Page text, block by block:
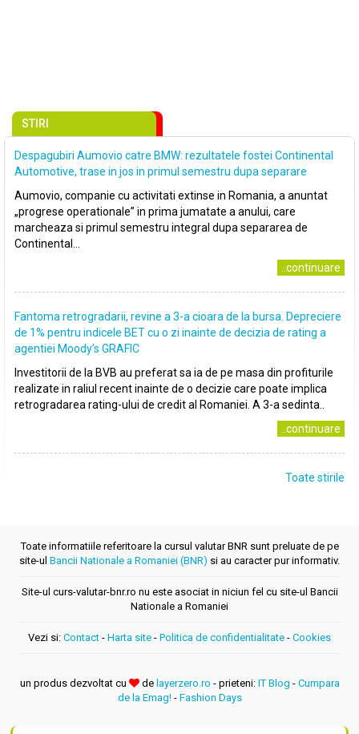
STIRI
Despagubiri Aumovio catre BMW: rezultatele fostei Continental
Automotive, trase in jos in primul semestru dupa separare
Aumovio, companie cu activitati extinse in Romania, a anuntat
„progrese operationale” in prima jumatate a anului, care
marcheaza si primul semestru integral dupa separarea de
Continental...
..continuare
Fantoma retrogradarii, revine a 3-a cioara de la bursa. Depreciere
de 1% pentru indicele BET cu o zi inainte de decizia de rating a
agentiei Moody’s GRAFIC
Investitorii de la BVB au preferat sa ia de pe masa din profiturile
realizate in raliul recent inainte de o decizie care poate implica
retrogradarea rating-ului de credit al Romaniei. A 3-a sedinta..
..continuare
Toate stirile
Toate informatiile referitoare la cursul valutar BNR sunt preluate de pe
site-ul Bancii Nationale a Romaniei (BNR) si au caracter pur informativ.
Site-ul curs-valutar-bnr.ro nu este asociat in niciun fel cu site-ul Bancii
Nationale a Romaniei
Vezi si: Contact - Harta site - Politica de confidentialitate - Cookies
un produs dezvoltat cu de layerzero.ro - prieteni: IT Blog - Cumpara
de la Emag!- Fashion Days